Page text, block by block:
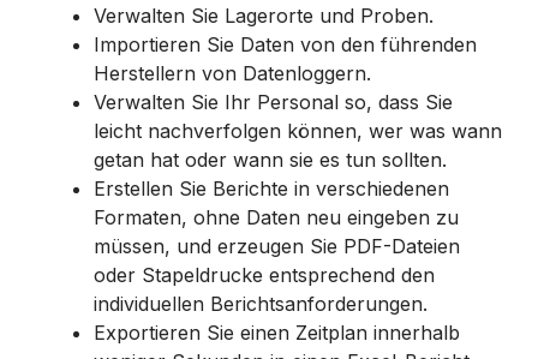
Verwalten Sie Lagerorte und Proben.
Importieren Sie Daten von den führenden
Herstellern von Datenloggern.
Verwalten Sie Ihr Personal so, dass Sie
leicht nachverfolgen können, wer was wann
getan hat oder wann sie es tun sollten.
Erstellen Sie Berichte in verschiedenen
Formaten, ohne Daten neu eingeben zu
müssen, und erzeugen Sie PDF-Dateien
oder Stapeldrucke entsprechend den
individuellen Berichtsanforderungen.
Exportieren Sie einen Zeitplan innerhalb